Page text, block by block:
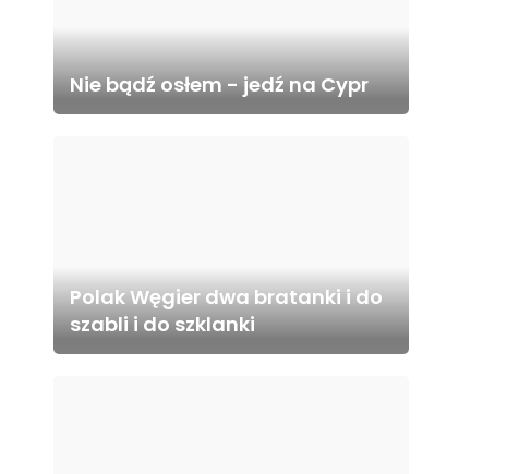
Nie bądź osłem - jedź na Cypr
Polak Węgier dwa bratanki i do
szabli i do szklanki